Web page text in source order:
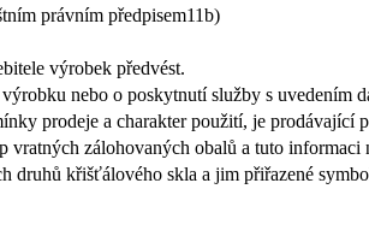
právním předpisem11b)
výrobek předvést.
nebo o poskytnutí služby s uvedením
prodeje a charakter použití, je prodávající
vratných zálohovaných obalů a tuto informaci
druhů křišťálového skla a jim přiřazené